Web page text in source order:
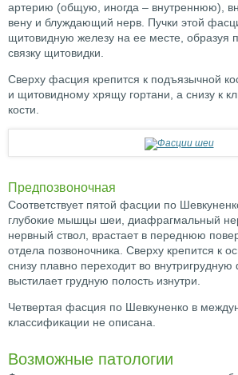
артерию (общую, иногда – внутреннюю),
вену и блуждающий нерв. Пучки этой
щитовидную железу на ее месте,
связку щитовидки.
Сверху фасция крепится к подъязычной
и щитовидному хрящу гортани, а снизу к
кости.
Предпозвоночная
Соответствует пятой фасции по
глубокие мышцы шеи, диафрагмальный
нервный ствол, врастает в переднюю
отдела позвоночника. Сверху крепится к
снизу плавно переходит во
выстилает грудную полость изнутри.
Четвертая фасция по Шевкуненко в
классификации не описана.
Возможные патологии